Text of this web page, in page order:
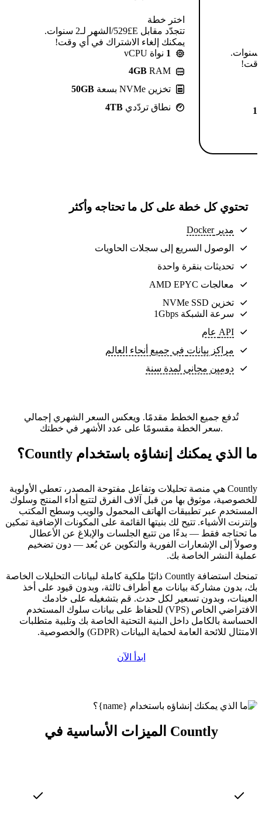
اختر خطة
تتجدّد مقابل E£⁦529⁩/الشهر لـ2 سنوات.
يمكنك إلغاء الاشتراك في أي وقت!
1 نواة vCPU
4GB RAM
تخزين NVMe بسعة
50GB
نطاق تردّدي 4TB
تتجدّد مقابل E£⁦639⁩/الشهر لـ2 سنوات.
وقت!
تحتوي كل خطة على كل ما تحتاجه وأكثر
مدير Docker
الوصول السريع إلى سجلات الحاويات
تحديثات بنقرة واحدة
معالجات AMD EPYC
تخزين NVMe SSD
سرعة الشبكة 1Gbps
API عام
مراكز بيانات في جميع أنحاء العالم
دومين مجاني لمدة سنة
تُدفع جميع الخطط مقدمًا. ويعكس السعر الشهري إجمالي
سعر الخطة مقسومًا على عدد الأشهر في خطتك.
ما الذي يمكنك إنشاؤه باستخدام Countly؟
Countly هي منصة تحليلات وتفاعل مفتوحة المصدر، تعطي الأولوية
للخصوصية، موثوق بها من قبل آلاف الفرق لتتبع أداء المنتج وسلوك
المستخدم عبر تطبيقات الهاتف المحمول والويب وسطح المكتب
وإنترنت الأشياء. تتيح لك بنيتها القائمة على المكونات الإضافية تمكين
ما تحتاجه فقط — بدءًا من تتبع الجلسات والإبلاغ عن الأعطال
وصولاً إلى الإشعارات الفورية والتكوين عن بُعد — دون تضخيم
عملية النشر الخاصة بك.
تمنحك استضافة Countly ذاتيًا ملكية كاملة لبيانات التحليلات الخاصة
بك، بدون مشاركة بيانات مع أطراف ثالثة، وبدون قيود على أخذ
العينات، وبدون تسعير لكل حدث. قم بتشغيله على خادمك
الافتراضي الخاص (VPS) للحفاظ على بيانات سلوك المستخدم
الحساسة بالكامل داخل البنية التحتية الخاصة بك وتلبية متطلبات
الامتثال للائحة العامة لحماية البيانات (GDPR) والخصوصية.
ابدأ الآن
الميزات الأساسية في Countly